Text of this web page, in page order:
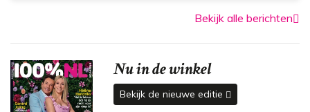
Bekijk alle berichten
Nu in de winkel
Bekijk de nieuwe editie